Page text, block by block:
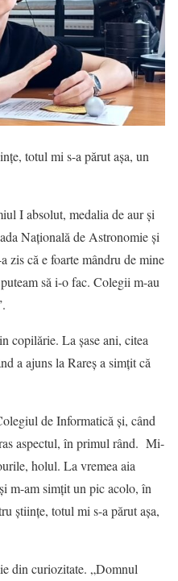
totul mi s-a părut așa, un
I absolut, medalia de aur și
Națională de Astronomie și
că e foarte mândru de mine
să i-o fac. Colegii m-au
copilărie. La șase ani, citea
a ajuns la Rareș a simțit că
de Informatică și, când
aspectul, în primul rând. Mi-
holul. La vremea aia
m-am simțit un pic acolo, în
științe, totul mi s-a părut așa,
din curiozitate. „Domnul